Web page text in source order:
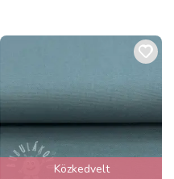
Közkedvelt